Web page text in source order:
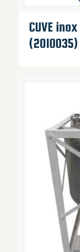
CUVE
(2010035)